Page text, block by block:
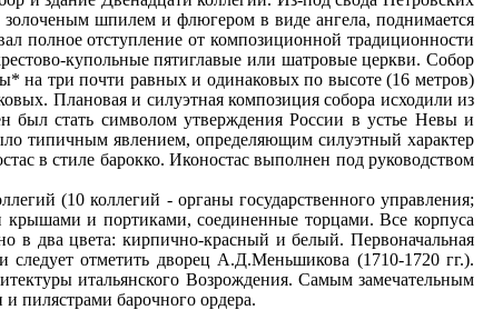
шпилем и флюгером в виде ангела, поднимается
полное отступление от композиционной традиционности
купольные пятиглавые или шатровые церкви. Собор
на три почти равных и одинаковых по высоте (16 метров)
Плановая и силуэтная композиция собора исходили из
был стать символом утверждения России в устье Невы и
типичным явлением, определяющим силуэтный характер
в стиле барокко. Иконостас выполнен под руководством
(10 коллегий - органы государственного управления;
крышами и портиками, соединенные торцами. Все корпуса
в два цвета: кирпично-красный и белый. Первоначальная
следует отметить дворец А.Д.Меньшикова (1710-1720 гг.).
итальянского Возрождения. Самым замечательным
пилястрами барочного ордера.